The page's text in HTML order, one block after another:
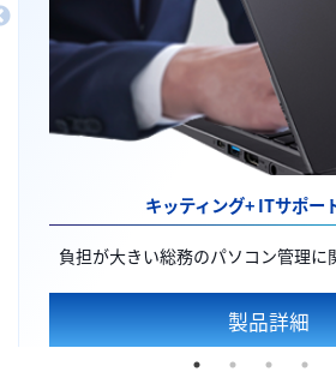
キッティング+ITサポー
負担が大きい総務のパソコン管理に
製品詳細